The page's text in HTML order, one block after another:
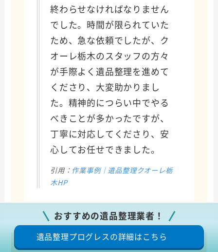
終わらせなければなりません
でした。時間が限られていた
ため、急な依頼でしたが、ク
オーレ栃木のスタッフの方々
が手際よく遺品整理を進めて
くださり、大変助かりまし
た。精神的につらい中でやる
べきことが多かったですが、
丁寧に対応してくださり、安
心してお任せできました。
引用： 作業事例｜遺品整理クオーレ栃
木HP
基本情報
おすすめの遺品整理業者！
遺品整理プログレスの詳細はこちら